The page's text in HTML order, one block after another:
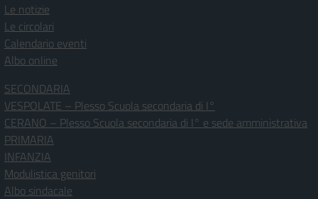
Le notizie
Le circolari
Calendario eventi
Albo online
SECONDARIA
VESPOLATE – Plesso Scuola secondaria di I°
CERANO – Plesso Scuola secondaria di I° e sede amministrativa
PRIMARIA
INFANZIA
Modulistica genitori
Albo sindacale